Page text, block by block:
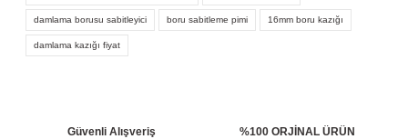
formunu kullanarak tarafımıza iletebilirsiniz.
Görüş ve önerileriniz için teşekkür ederiz.
damlama borusu sabitleyici boru sabitleme pimi 16mm boru kazığı
damlama kazığı fiyat
Güvenli Alışveriş %100 ORJİNAL ÜRÜN